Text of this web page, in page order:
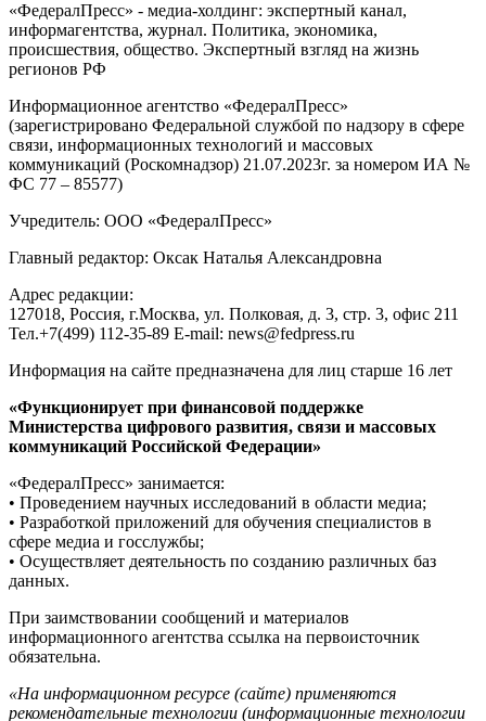
«ФедералПресс» - медиа-холдинг: экспертный канал,
информагентства, журнал. Политика, экономика,
происшествия, общество. Экспертный взгляд на жизнь
регионов РФ
Информационное агентство «ФедералПресс»
(зарегистрировано Федеральной службой по надзору в сфере
связи, информационных технологий и массовых
коммуникаций (Роскомнадзор) 21.07.2023г. за номером ИА №
ФС 77 – 85577)
Учредитель: ООО «ФедералПресс»
Главный редактор: Оксак Наталья Александровна
Адрес редакции:
127018, Россия, г.Москва, ул. Полковая, д. 3, стр. 3, офис 211
Тел.+7(499) 112-35-89 E-mail: news@fedpress.ru
Информация на сайте предназначена для лиц старше 16 лет
«Функционирует при финансовой поддержке
Министерства цифрового развития, связи и массовых
коммуникаций Российской Федерации»
«ФедералПресс» занимается:
• Проведением научных исследований в области медиа;
• Разработкой приложений для обучения специалистов в
сфере медиа и госслужбы;
• Осуществляет деятельность по созданию различных баз
данных.
При заимствовании сообщений и материалов
информационного агентства ссылка на первоисточник
обязательна.
«На информационном ресурсе (сайте) применяются
рекомендательные технологии (информационные технологии